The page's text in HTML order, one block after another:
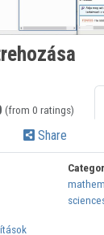
(from 0 ratings)
Share